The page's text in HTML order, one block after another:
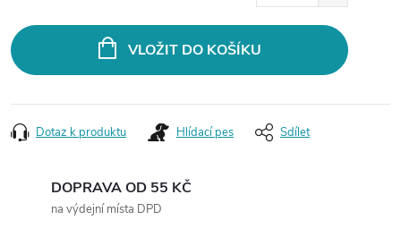
VLOŽIT DO KOŠÍKU
Dotaz k produktu Hlídací pes Sdílet
DOPRAVA OD 55 KČ
na výdejní místa DPD